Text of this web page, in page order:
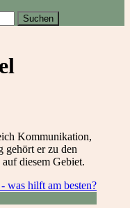
Kommunikation,
gehört er zu den
diesem Gebiet.